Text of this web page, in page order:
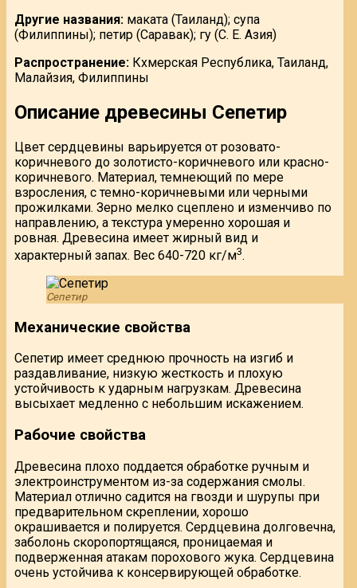
Другие названия: маката (Таиланд); супа
(Филиппины); петир (Саравак); гу (С. Е. Азия)
Распространение: Кхмерская Республика, Таиланд,
Малайзия, Филиппины
Описание древесины Сепетир
Цвет сердцевины варьируется от розовато-
коричневого до золотисто-коричневого или красно-
коричневого. Материал, темнеющий по мере
взросления, с темно-коричневыми или черными
прожилками. Зерно мелко сцеплено и изменчиво по
направлению, а текстура умеренно хорошая и
ровная. Древесина имеет жирный вид и
характерный запах. Вес 640-720 кг/м3.
Сепетир
Механические свойства
Сепетир имеет среднюю прочность на изгиб и
раздавливание, низкую жесткость и плохую
устойчивость к ударным нагрузкам. Древесина
высыхает медленно с небольшим искажением.
Рабочие свойства
Древесина плохо поддается обработке ручным и
электроинструментом из-за содержания смолы.
Материал отлично садится на гвозди и шурупы при
предварительном скреплении, хорошо
окрашивается и полируется. Сердцевина долговечна,
заболонь скоропортящаяся, проницаемая и
подверженная атакам порохового жука. Сердцевина
очень устойчива к консервирующей обработке.